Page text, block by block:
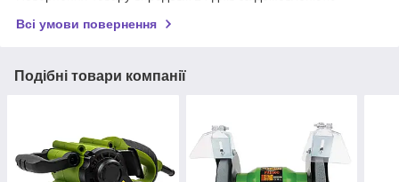
Всі умови повернення
Подібні товари компанії